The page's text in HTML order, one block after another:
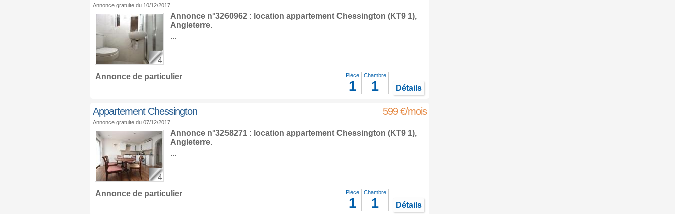
Annonce gratuite du 10/12/2017.
4
Annonce n°3260962 : location appartement Chessington (KT9 1),
Angleterre.
...
Annonce de particulier Pièce
1
Chambre
1 Détails
Appartement Chessington 599 €/mois
Annonce gratuite du 07/12/2017.
4
Annonce n°3258271 : location appartement Chessington (KT9 1),
Angleterre.
...
Annonce de particulier Pièce
1
Chambre
1 Détails